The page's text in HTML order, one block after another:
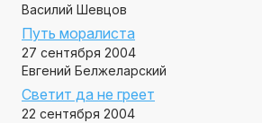
Василий Шевцов
Путь моралиста
27 сентября 2004
Евгений Белжеларский
Светит да не греет
22 сентября 2004